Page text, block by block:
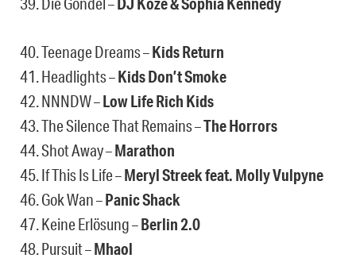
40. Teenage Dreams –Kids Return
41. Headlights –Kids Don’t Smoke
42. NNNDW –Low Life Rich Kids
43. The Silence That Remains –The Horrors
44. Shot Away –Marathon
45. If This Is Life –Meryl Streek feat. Molly Vulpyne
46. Gok Wan –Panic Shack
47. Keine Erlösung –Berlin 2.0
48. Pursuit –Mhaol